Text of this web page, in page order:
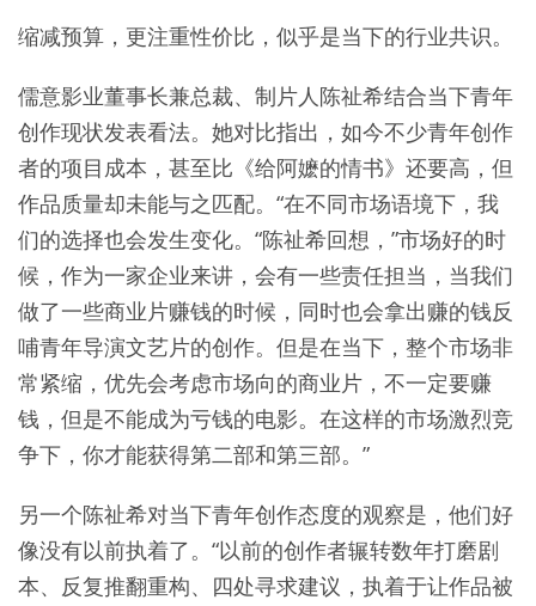
缩减预算，更注重性价比，似乎是当下的行业共识。
儒意影业董事长兼总裁、制片人陈祉希结合当下青年
创作现状发表看法。她对比指出，如今不少青年创作
者的项目成本，甚至比《给阿嬷的情书》还要高，但
作品质量却未能与之匹配。“在不同市场语境下，我
们的选择也会发生变化。“陈祉希回想，”市场好的时
候，作为一家企业来讲，会有一些责任担当，当我们
做了一些商业片赚钱的时候，同时也会拿出赚的钱反
哺青年导演文艺片的创作。但是在当下，整个市场非
常紧缩，优先会考虑市场向的商业片，不一定要赚
钱，但是不能成为亏钱的电影。在这样的市场激烈竞
争下，你才能获得第二部和第三部。”
另一个陈祉希对当下青年创作态度的观察是，他们好
像没有以前执着了。“以前的创作者辗转数年打磨剧
本、反复推翻重构、四处寻求建议，执着于让作品被